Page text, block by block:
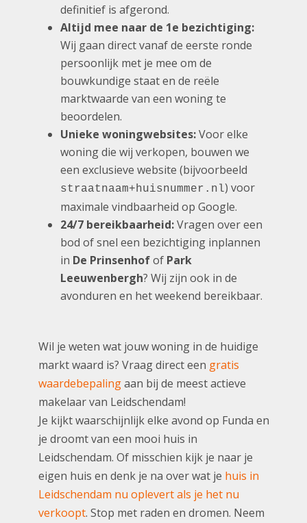
definitief is afgerond.
Altijd mee naar de 1e bezichtiging:
Wij gaan direct vanaf de eerste ronde
persoonlijk met je mee om de
bouwkundige staat en de reële
marktwaarde van een woning te
beoordelen.
Unieke woningwebsites:Voor elke
woning die wij verkopen, bouwen we
een exclusieve website (bijvoorbeeld
straatnaam+huisnummer.nl) voor
maximale vindbaarheid op Google.
24/7 bereikbaarheid:Vragen over een
bod of snel een bezichtiging inplannen
in De Prinsenhofof Park
Leeuwenbergh? Wij zijn ook in de
avonduren en het weekend bereikbaar.
Wil je weten wat jouw woning in de huidige
markt waard is? Vraag direct een gratis
waardebepalingaan bij de meest actieve
makelaar van Leidschendam!
Je kijkt waarschijnlijk elke avond op Funda en
je droomt van een mooi huis in
Leidschendam. Of misschien kijk je naar je
eigen huis en denk je na over wat je huis in
Leidschendam nu oplevert als je het nu
verkoopt. Stop met raden en dromen. Neem